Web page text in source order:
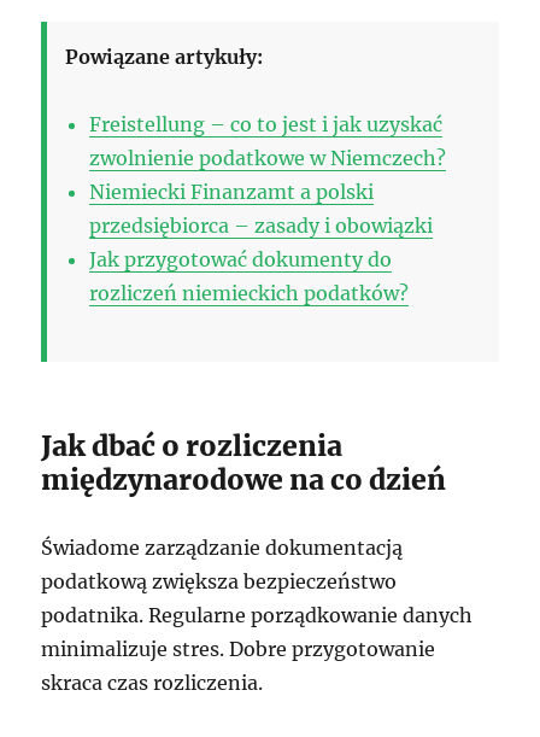
Powiązane artykuły:
Freistellung – co to jest i jak uzyskać
zwolnienie podatkowe w Niemczech?
Niemiecki Finanzamt a polski
przedsiębiorca – zasady i obowiązki
Jak przygotować dokumenty do
rozliczeń niemieckich podatków?
Jak dbać o rozliczenia
międzynarodowe na co dzień
Świadome zarządzanie dokumentacją
podatkową zwiększa bezpieczeństwo
podatnika. Regularne porządkowanie danych
minimalizuje stres. Dobre przygotowanie
skraca czas rozliczenia.